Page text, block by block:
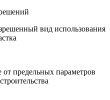
вид использования
предельных параметров